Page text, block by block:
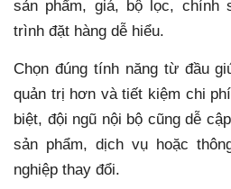
sản phẩm, giá, bộ lọc, chính
trình đặt hàng dễ hiểu.
Chọn đúng tính năng từ đầu
quản trị hơn và tiết kiệm chi
biệt, đội ngũ nội bộ cũng dễ
sản phẩm, dịch vụ hoặc
nghiệp thay đổi.